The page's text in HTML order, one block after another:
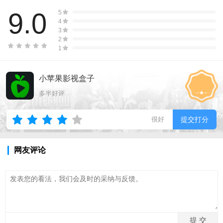
9.0
5
4
3
2
1
小苹果影视盒子
多半好评
很好 提交打分
网友评论